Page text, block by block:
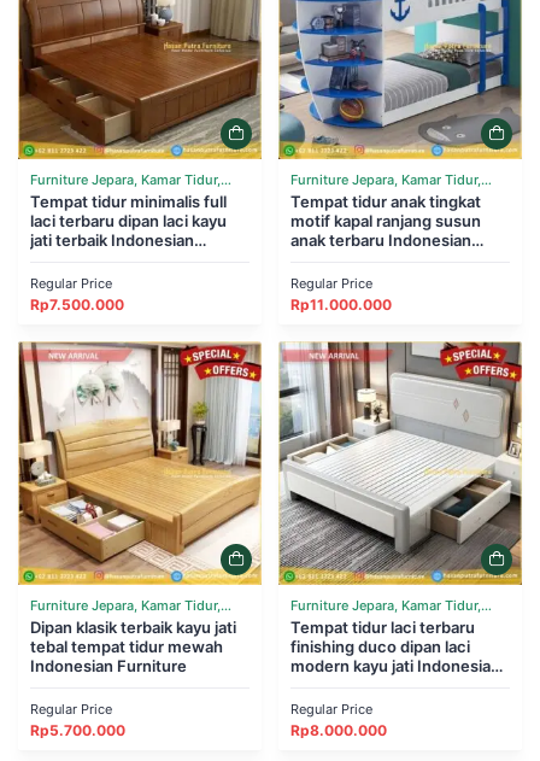
Furniture Jepara, Kamar Tidur,
Tempat Tidur
Tempat tidur minimalis full
laci terbaru dipan laci kayu
jati terbaik Indonesian
Regular Price
Rp7.500.000
Furniture Jepara, Kamar Tidur,
Tempat Tidur
Tempat tidur anak tingkat
motif kapal ranjang susun
anak terbaru Indonesian
Regular Price
Rp11.000.000
Furniture Jepara, Kamar Tidur,
Tempat Tidur
Dipan klasik terbaik kayu jati
tebal tempat tidur mewah
Indonesian Furniture
Regular Price
Rp5.700.000
Furniture Jepara, Kamar Tidur,
Tempat Tidur
Tempat tidur laci terbaru
finishing duco dipan laci
modern kayu jati Indonesian
Regular Price
Rp8.000.000